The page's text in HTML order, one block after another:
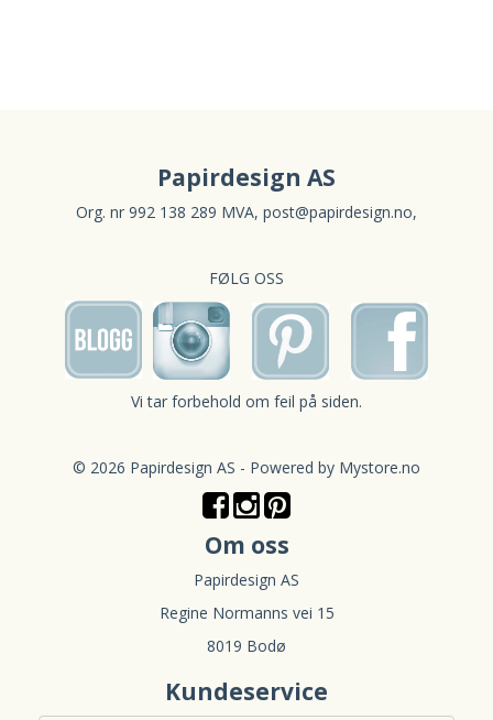
Papirdesign AS
Org. nr 992 138 289 MVA, post@papirdesign.no,
FØLG OSS
Vi tar forbehold om feil på siden.
© 2026 Papirdesign AS - Powered by Mystore.no
Om oss
Papirdesign AS
Regine Normanns vei 15
8019 Bodø
Kundeservice